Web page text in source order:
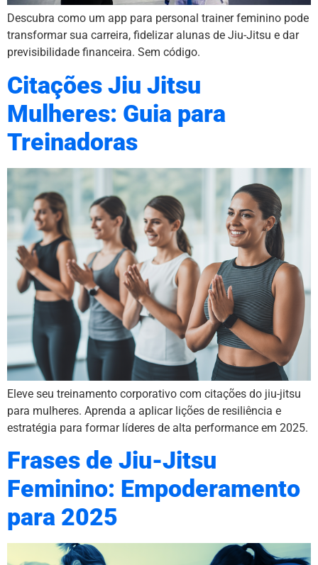
Descubra como um app para personal trainer feminino pode
transformar sua carreira, fidelizar alunas de Jiu-Jitsu e dar
previsibilidade financeira. Sem código.
Citações Jiu Jitsu
Mulheres: Guia para
Treinadoras
Eleve seu treinamento corporativo com citações do jiu-jitsu
para mulheres. Aprenda a aplicar lições de resiliência e
estratégia para formar líderes de alta performance em 2025.
Frases de Jiu-Jitsu
Feminino: Empoderamento
para 2025